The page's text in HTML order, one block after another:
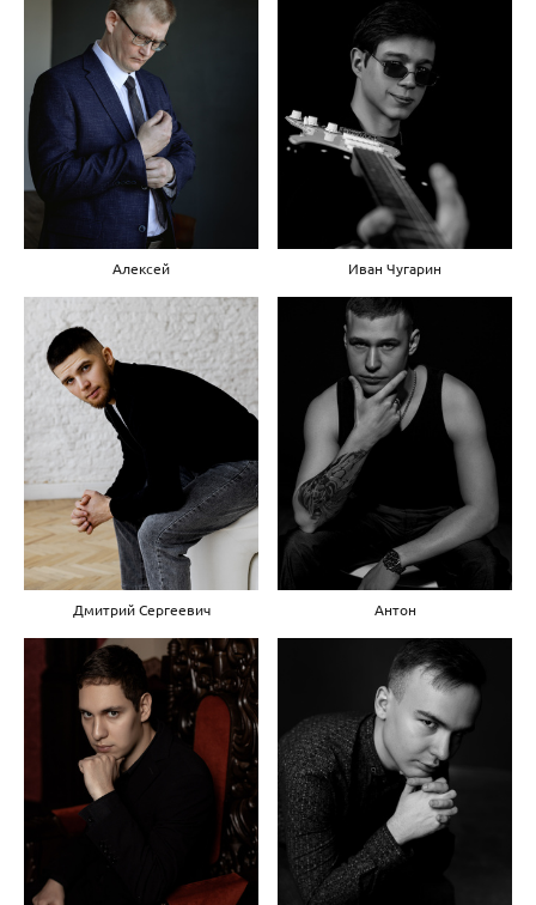
Алексей Иван Чугарин
Дмитрий Сергеевич Антон